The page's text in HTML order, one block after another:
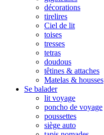
décorations
tirelires
Ciel de lit
toises
tresses
tetras
doudous
têtines & attaches
Matelas & housses
Se balader
lit voyage
poncho de voyage
poussettes
siège auto